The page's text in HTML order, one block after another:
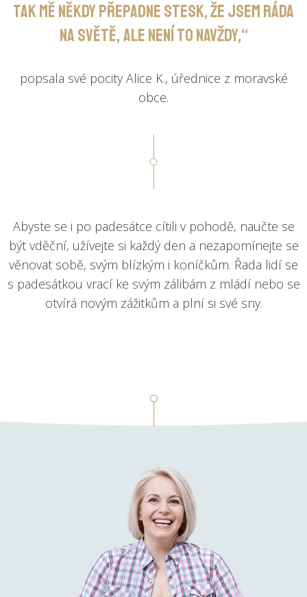
tak mě někdy přepadne stesk, že jsem ráda
na světě, ale není to navždy,“
popsala své pocity Alice K., úřednice z moravské
obce.
Abyste se i po padesátce cítili v pohodě, naučte se
být vděční, užívejte si každý den a nezapomínejte se
věnovat sobě, svým blízkým i koníčkům. Řada lidí se
s padesátkou vrací ke svým zálibám z mládí nebo se
otvírá novým zážitkům a plní si své sny.